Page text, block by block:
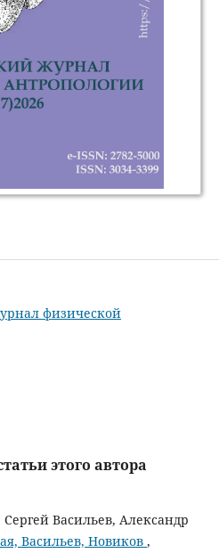
физической
этого автора
Васильев, Александр
Васильев, Новиков ,